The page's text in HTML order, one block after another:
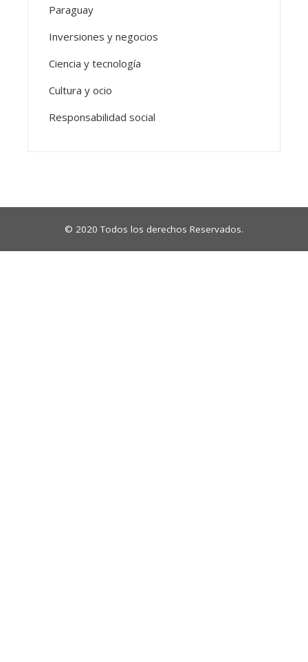
Paraguay
Inversiones y negocios
Ciencia y tecnología
Cultura y ocio
Responsabilidad social
© 2020 Todos los derechos Reservados.